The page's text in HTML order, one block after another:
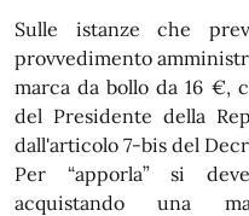
Sulle istanze che
provvedimento
marca da bollo da 16 €,
del Presidente della
dall'articolo 7-bis del
Per “apporla” si
acquistando una